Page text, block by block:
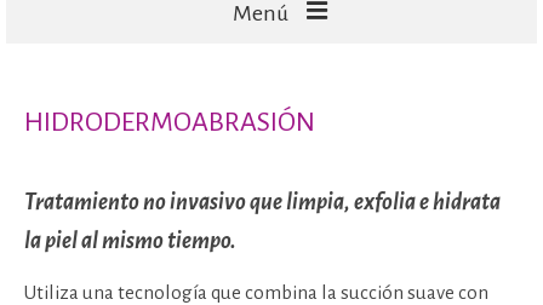
Menú
CORPORALES
HIDRODERMOABRASIÓN
Tratamiento no invasivo que limpia, exfolia e hidrata
la piel al mismo tiempo.
Utiliza una tecnología que combina la succión suave con